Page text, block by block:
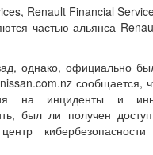
Renault Financial
частью альянса
однако, официально
сообщается,
на инциденты и
был ли получен